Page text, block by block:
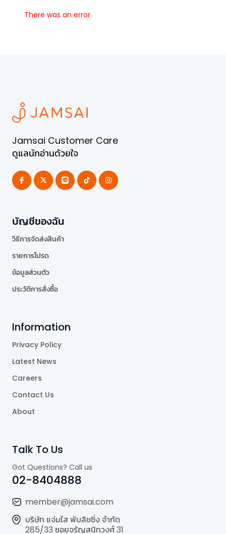
There was an error
Jamsai Customer Care
ดูแลนักอ่านด้วยใจ
บัญชีของฉัน
วิธีการจัดส่งสินค้า
รายการโปรด
ข้อมูลส่วนตัว
ประวัติการสั่งซื้อ
Information
Privacy Policy
Latest News
Careers
Contact Us
About
Talk To Us
Got Questions? Call us
02-8404888
member@jamsai.com
บริษัท แจ่มใส พับลิชชิ่ง จำกัด
285/33 ซอยจรัญสนิทวงศ์ 31